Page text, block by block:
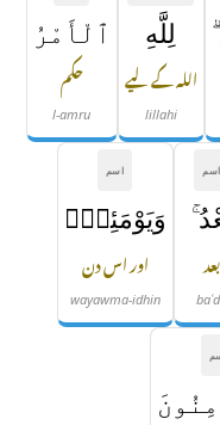
لِلَّهِ
اللہ کے لیے
lillahi
ٱلْأَمْرُ
حکم
l-amru
اسم
بعد
اسم
وَيَوْمَئِذٍۢ
اور اس دن
wayawma-idhin